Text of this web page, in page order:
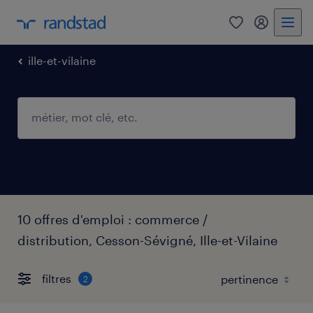
0 mon
ille-et-vilaine
10 offres d'emploi : commerce /
distribution, Cesson-Sévigné, Ille-et-Vilaine
filtres 2